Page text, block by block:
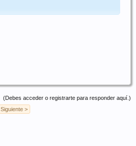
(Debes acceder o registrarte para responder aquí.)
Siguiente >